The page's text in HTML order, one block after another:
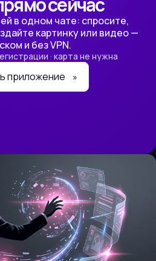
в одном чате: спросите,
картинку или видео —
и без VPN.
· карта не нужна
приложение »